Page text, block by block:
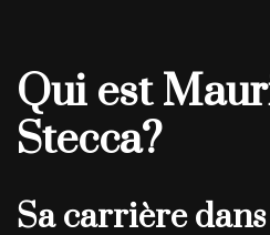
Qui est
Stecca?
Sa carrière